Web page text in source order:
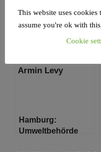
Sukkot 5783
Hamburg:
Umweltbehörde
This website uses
assume you're ok with
Cookie